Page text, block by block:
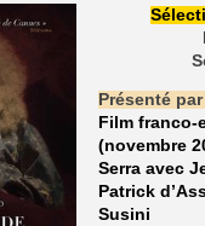
Présenté
Film franco-
(novembre
Serra avec
Patrick
Susini